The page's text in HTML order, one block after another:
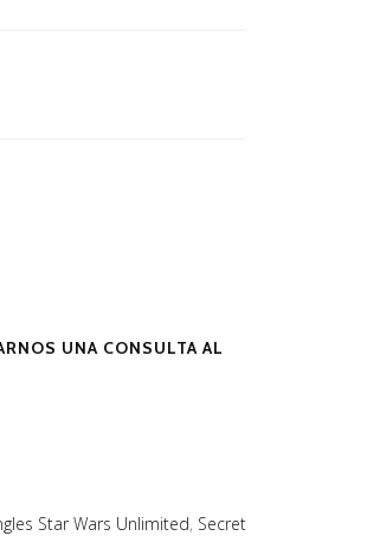
UNA CONSULTA AL
Star Wars Unlimited, Secret